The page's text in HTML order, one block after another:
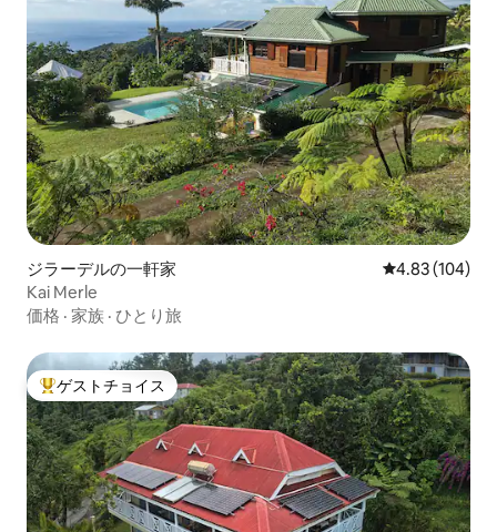
ジラーデルの一軒家 レビュー104
4.83 (104)
Kai Merle
価格 · 家族 · ひとり旅
大好評のゲストチョイスです。
ゲストチョイス